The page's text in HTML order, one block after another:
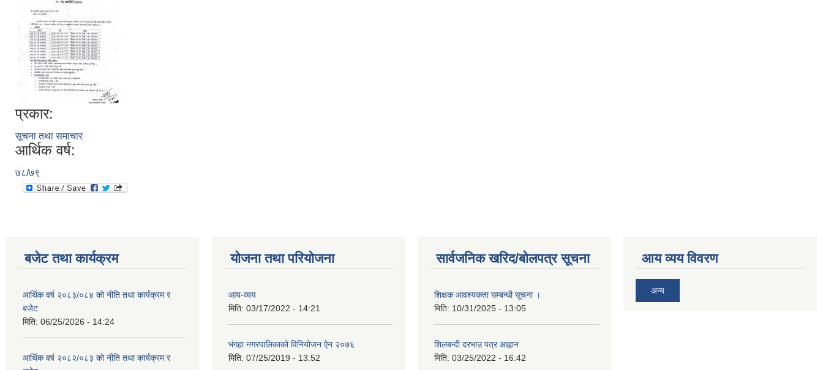
प्रकार:
सूचना तथा समाचार
आर्थिक वर्ष:
७८/७९
बजेट तथा कार्यक्रम
आर्थिक वर्ष २०८३/०८४ को नीति तथा कार्यक्रम र
बजेट
मिति: 06/25/2026 - 14:24
आर्थिक वर्ष २०८२/०८३ को नीति तथा कार्यक्रम र
योजना तथा परियोजना
आय-व्यय
मिति: 03/17/2022 - 14:21
भंगहा नगरपालिकाको विनियोजन ऐन २०७६
मिति: 07/25/2019 - 13:52
सार्वजनिक खरिद/बोलपत्र सूचना
शिक्षक आवश्यकता सम्बन्धी सूचना ।
मिति: 10/31/2025 - 13:05
शिलबन्दी दरभाउ पत्र आह्वान
मिति: 03/25/2022 - 16:42
आय व्यय विवरण
अन्य